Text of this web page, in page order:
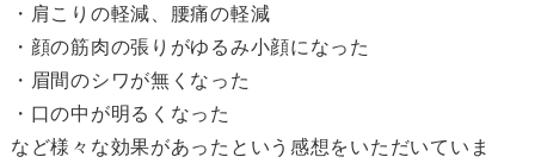
・肩こりの軽減、腰痛の軽減
・顔の筋肉の張りがゆるみ小顔になった
・眉間のシワが無くなった
・口の中が明るくなった
など様々な効果があったという感想をいただいていま